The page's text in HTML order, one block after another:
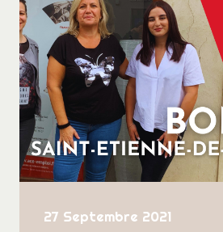
27 Septembre 2021